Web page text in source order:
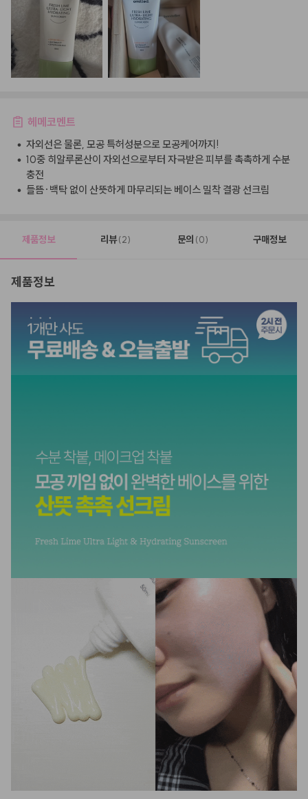
헤메코멘트
• 자외선은 물론, 모공 특허성분으로 모공케어까지!
• 10중 히알루론산이 자외선으로부터 자극받은 피부를 촉촉하게 수분
충전
• 들뜸·백탁 없이 산뜻하게 마무리되는 베이스 밀착 결광 선크림
제품정보 리뷰(2) 문의 (0) 구매정보
제품정보